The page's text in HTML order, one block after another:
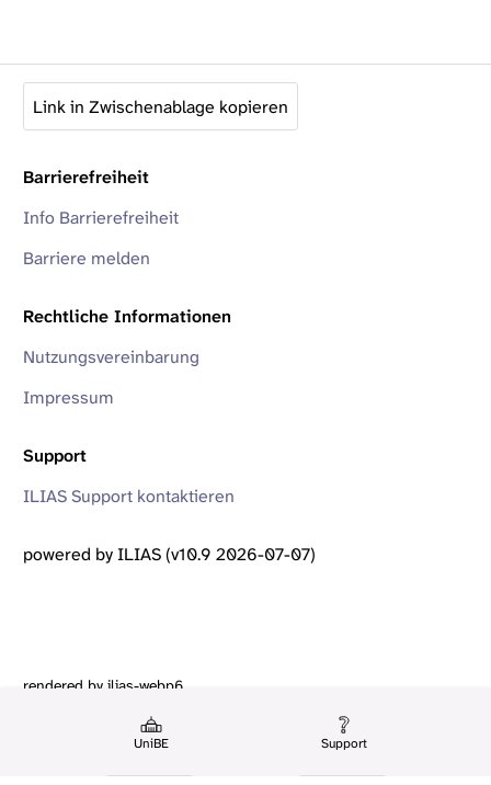
UniBE Support
Link in Zwischenablage kopieren
Barrierefreiheit
Info Barrierefreiheit
Barriere melden
Rechtliche Informationen
Nutzungsvereinbarung
Impressum
Support
ILIAS Support kontaktieren
powered by ILIAS (v10.9 2026-07-07)
rendered by ilias-webp6